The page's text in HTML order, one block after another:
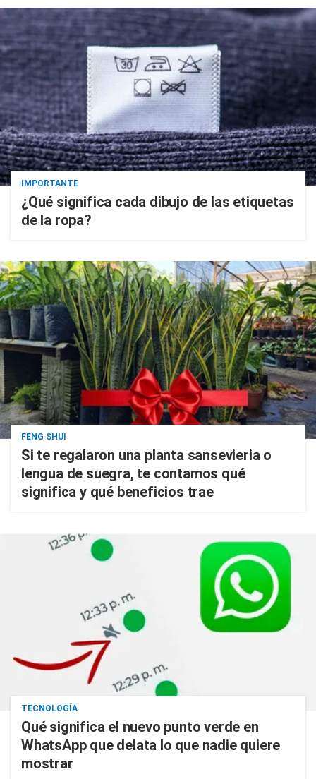
IMPORTANTE
¿Qué significa cada dibujo de las etiquetas
de la ropa?
FENG SHUI
Si te regalaron una planta sansevieria o
lengua de suegra, te contamos qué
significa y qué beneficios trae
TECNOLOGÍA
Qué significa el nuevo punto verde en
WhatsApp que delata lo que nadie quiere
mostrar